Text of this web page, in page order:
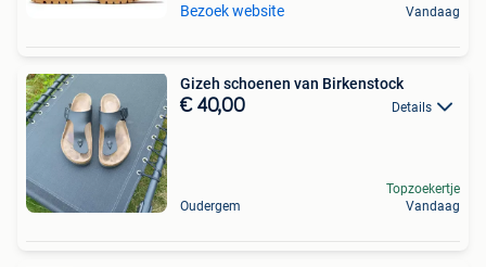
Bezoek website Vandaag
Gizeh schoenen van Birkenstock
€ 40,00 Details
Oudergem
Topzoekertje
Vandaag